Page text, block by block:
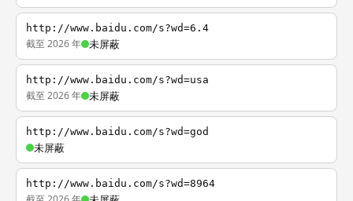
http://www.baidu.com/s?wd=6.4
截至 2026 年 未屏蔽
http://www.baidu.com/s?wd=usa
截至 2026 年 未屏蔽
http://www.baidu.com/s?wd=god
未屏蔽
http://www.baidu.com/s?wd=8964